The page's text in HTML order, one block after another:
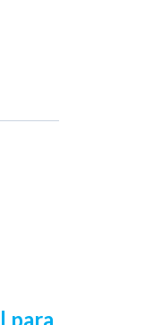
para